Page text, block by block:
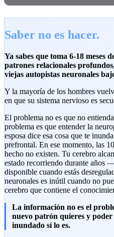
Saber no es hacer.
Ya sabes que toma 6-18 meses
patrones relacionales
viejas autopistas neuronales
Y la mayoría de los hombres
en que su sistema nervioso es
El problema no es que no
problema es que entender la
esposa dice esa cosa que te
prefrontal. En ese momento, las
hecho no existen. Tu cerebro
estado recorriendo durante años
disponible cuando estás
neuronales es inútil cuando no
cerebro que contiene el
La información no es el
nuevo patrón quieres y
inundado sí lo es.